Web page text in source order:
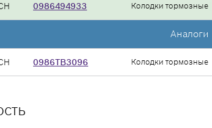
0986494933 Колодки тормозные
0986TB3096 Колодки тормозные